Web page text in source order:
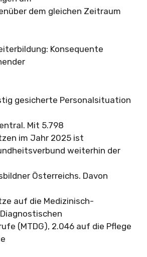
dem gleichen Zeitraum
Konsequente
gesicherte Personalsituation
Mit 5.798
im Jahr 2025 ist
weiterhin der
Österreichs. Davon
auf die Medizinisch-
(MTDG), 2.046 auf die Pflege